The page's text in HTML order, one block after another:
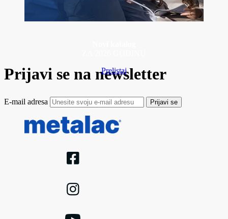
Prelistaj
Prijavi se na newsletter
E-mail adresa Prijavi se